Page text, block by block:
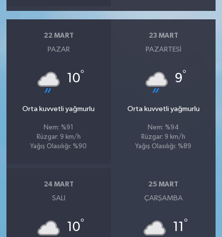
22 MART
PAZAR
10°
Orta kuvvetli yağmurlu
Nem: %91
Rüzgar: 9 km/h
Yağış Olasılığı: %90
23 MART
PAZARTESI
9°
Orta kuvvetli yağmurlu
Nem: %94
Rüzgar: 9 km/h
Yağış Olasılığı: %89
24 MART
SALI
10°
25 MART
ÇARŞAMBA
11 °